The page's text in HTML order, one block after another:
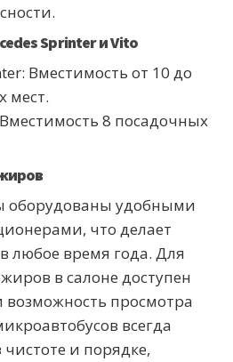
Sprinter и Vito
Вместимость от 10 до
мест.
8 посадочных
оборудованы удобными
что делает
любое время года. Для
в салоне доступен
просмотра
всегда
и порядке,